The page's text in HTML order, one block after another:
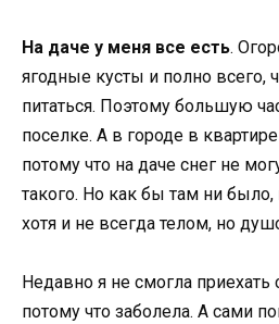
На даче у меня все есть.
ягодные кусты и полно
питаться. Поэтому большую
поселке. А в городе в
потому что на даче снег не
такого. Но как бы там ни было,
хотя и не всегда телом, но
Недавно я не смогла приехать
потому что заболела. А сами